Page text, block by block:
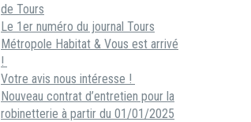
de Tours
Le 1er numéro du journal Tours
Métropole Habitat & Vous est arrivé
!
Votre avis nous intéresse !
Nouveau contrat d’entretien pour la
robinetterie à partir du 01/01/2025